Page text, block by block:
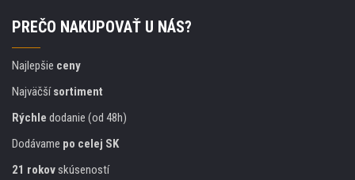
PREČO NAKUPOVAŤ U NÁS?
Najlepšie ceny
Najväčšísortiment
Rýchle dodanie (od 48h)
Dodávame po celej SK
21 rokovskúseností